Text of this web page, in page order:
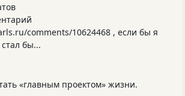
comments/10624468 , если бы я
бы...
«главным проектом» жизни.